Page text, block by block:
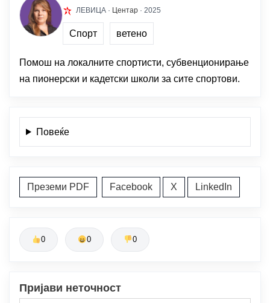
ЛЕВИЦА · Центар · 2025
Спорт ветено
Помош на локалните спортисти, субвенционирање
на пионерски и кадетски школи за сите спортови.
Повеќе
Преземи PDF Facebook X LinkedIn
0 0 0
Пријави неточност